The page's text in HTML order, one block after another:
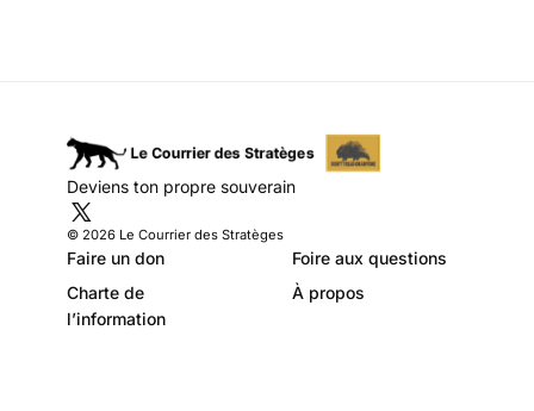
Deviens ton propre souverain
© 2026 Le Courrier des Stratèges
Faire un don
Foire aux questions
Charte de
l’information
À propos